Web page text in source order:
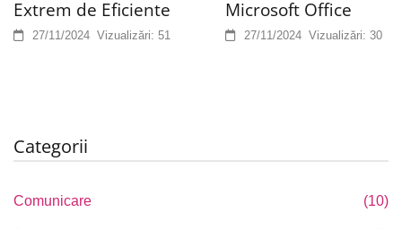
Extrem de Eficiente
27/11/2024 Vizualizări: 51
Microsoft Office
27/11/2024 Vizualizări: 30
Categorii
Comunicare (10)